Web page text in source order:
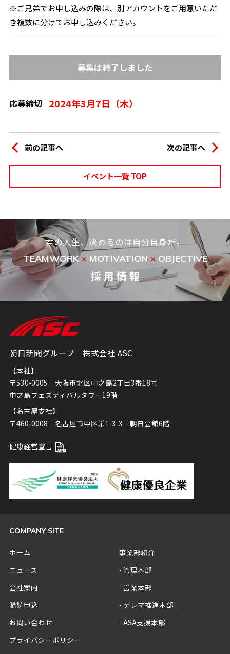
※ご兄弟でお申し込みの際は、別アカウントをご用意いただ
き複数に分けてお申し込みください。
募集は終了しました
応募締切 2024年3月7日（木）
前の記事へ
イベント一覧 TOP
次の記事へ
君の人生、決めるのは自分自身だ。
TEAMWORK× MOTIVATION ×OBJECTIVE
採 用 情 報
朝日新聞グループ 株式会社 ASC
【本社】
〒530-0005 大阪市北区中之島2丁目3番18号
中之島フェスティバルタワー19階
【名古屋支社】
〒460-0008 名古屋市中区栄1-3-3 朝日会館6階
健康経営宣言
COMPANY SITE
ホーム
ニュース
会社案内
購読申込
お問い合わせ
プライバシーポリシー
事業部紹介
管理本部
営業本部
テレマ推進本部
ASA支援本部